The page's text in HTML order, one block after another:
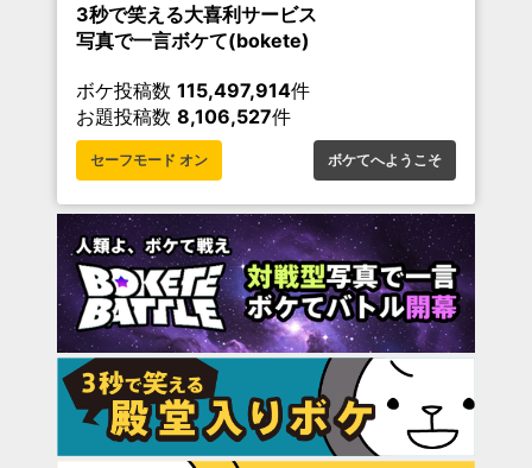
3秒で笑える大喜利サービス
写真で一言ボケて(bokete)
ボケ投稿数 115,497,914件
お題投稿数 8,106,527件
セーフモード オン ボケてへようこそ